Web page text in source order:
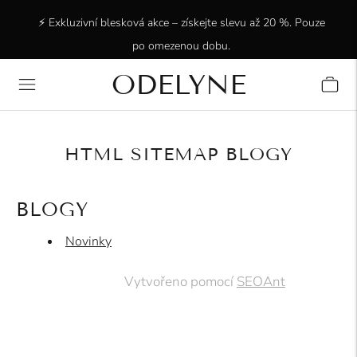
✨ +15 000 spokojených zákazníků! Děkujeme, že jste s
⚡ Exkluzivní blesková akce – získejte slevu až 20 %. Pouze
po omezenou dobu.
ODELYNE
HTML SITEMAP BLOGY
BLOGY
Novinky
Vytvořeno pomocí SEOAnt